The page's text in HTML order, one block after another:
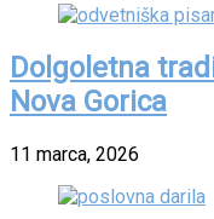
Dolgoletna
Nova Gorica
11 marca, 2026